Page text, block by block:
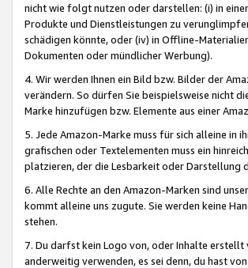
nicht wie folgt nutzen oder darstellen: (i) in
Produkte und Dienstleistungen zu
schädigen könnte, oder (iv) in Offline-
Dokumenten oder mündlicher Werbung).
4. Wir werden Ihnen ein Bild bzw. Bilder der
verändern. So dürfen Sie beispielsweise nicht
Marke hinzufügen bzw. Elemente aus einer
5. Jede Amazon-Marke muss für sich alleine in
grafischen oder Textelementen muss ein
platzieren, der die Lesbarkeit oder Darstellung
6. Alle Rechte an den Amazon-Marken sind
kommt alleine uns zugute. Sie werden keine
stehen.
7. Du darfst kein Logo von, oder Inhalte erstellt
anderweitig verwenden, es sei denn, du hast